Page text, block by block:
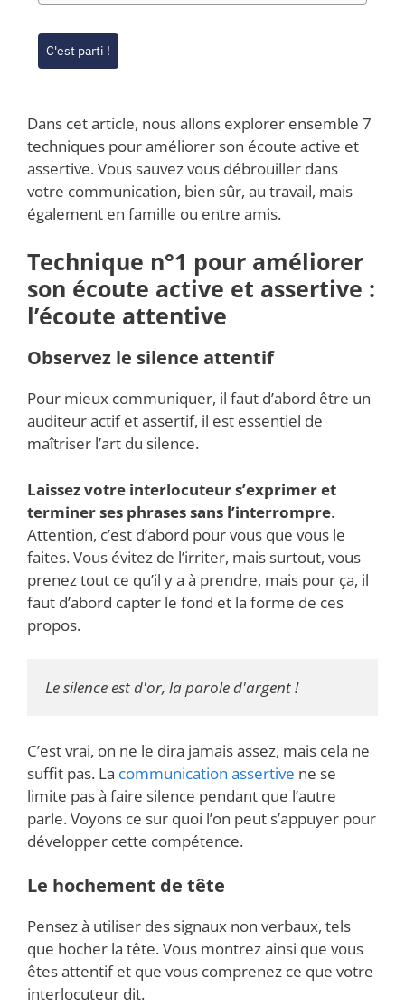
C'est parti !
Dans cet article, nous allons explorer ensemble 7
techniques pour améliorer son écoute active et
assertive. Vous sauvez vous débrouiller dans
votre communication, bien sûr, au travail, mais
également en famille ou entre amis.
Technique n°1 pour améliorer
son écoute active et assertive :
l’écoute attentive
Observez le silence attentif
Pour mieux communiquer, il faut d’abord être un
auditeur actif et assertif, il est essentiel de
maîtriser l’art du silence.
Laissez votre interlocuteur s’exprimer et
terminer ses phrases sans l’interrompre.
Attention, c’est d’abord pour vous que vous le
faites. Vous évitez de l’irriter, mais surtout, vous
prenez tout ce qu’il y a à prendre, mais pour ça, il
faut d’abord capter le fond et la forme de ces
propos.
Le silence est d'or, la parole d'argent !
C’est vrai, on ne le dira jamais assez, mais cela ne
suffit pas. La communication assertive ne se
limite pas à faire silence pendant que l’autre
parle. Voyons ce sur quoi l’on peut s’appuyer pour
développer cette compétence.
Le hochement de tête
Pensez à utiliser des signaux non verbaux, tels
que hocher la tête. Vous montrez ainsi que vous
êtes attentif et que vous comprenez ce que votre
interlocuteur dit.